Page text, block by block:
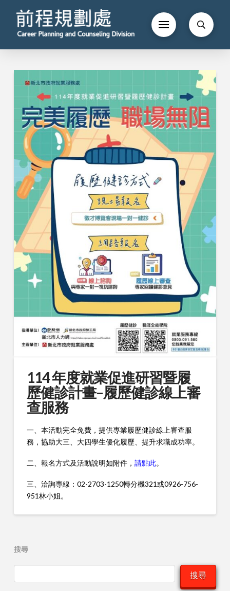
114 年度就業促進研習暨履
歷健診計畫–履歷健診線上審
查服務
一、本活動完全免費，提供專業履歷健診線上審查服
務，協助大三、大四學生優化履歷、提升求職成功率。
二、報名方式及活動說明如附件， 請點此。
三、洽詢專線：02-2703-1250轉分機321或0926-756-
951林小姐。
搜尋
搜尋